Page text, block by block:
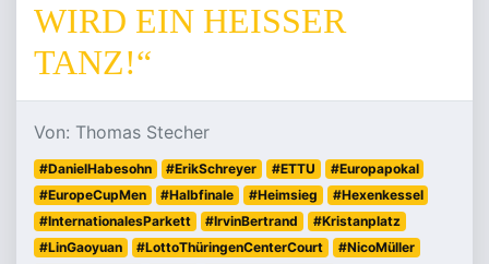
WIRD EIN HEISSER T
ANZ!“
Von: Thomas Stecher
#DanielHabesohn #ErikSchreyer #ETTU
#Europapokal
#EuropeCupMen
#Halbfinale #Heimsieg
#Hexenkessel
#InternationalesParkett
#IrvinBertrand
#Kristanplatz
#LinGaoyuan
#LottoThüringenCenterCourt
#NicoMüller